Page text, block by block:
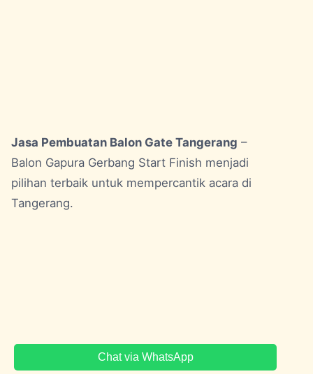
Jasa Pembuatan Balon Gate Tangerang –
Balon Gapura Gerbang Start Finish menjadi
pilihan terbaik untuk mempercantik acara di
Tangerang.
Chat via WhatsApp